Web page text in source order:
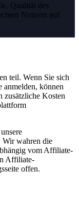
Qualität des
Nutzern auf
teil. Wenn Sie sich
anmelden, können
zusätzliche Kosten
Wir wahren die
vom Affiliate-
Affiliate-
offen.